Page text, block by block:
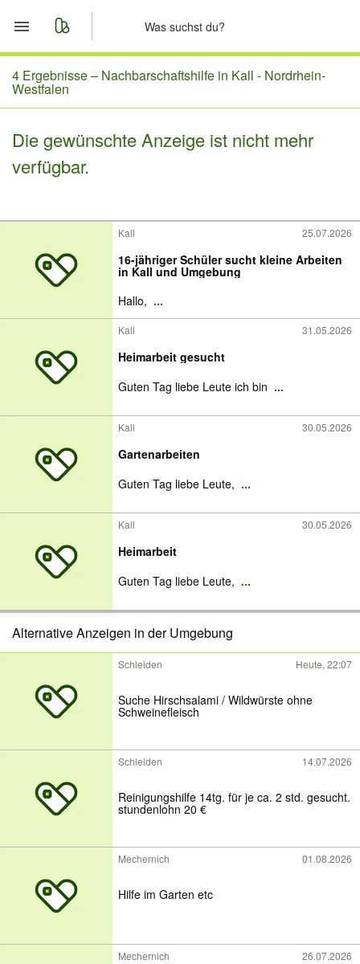
Start
Merkliste
Nachrichten
4 Ergebnisse – Nachbarschaftshilfe in Kall - Nordrhein-
Westfalen
Die gewünschte Anzeige ist nicht mehr
verfügbar.
Kall 25.07.2026
16-jähriger Schüler sucht kleine Arbeiten
in Kall und Umgebung
Hallo, ...
Kall 31.05.2026
Heimarbeit gesucht
Guten Tag liebe Leute ich bin ...
Kall 30.05.2026
Gartenarbeiten
Guten Tag liebe Leute, ...
Kall 30.05.2026
Heimarbeit
Guten Tag liebe Leute, ...
Alternative Anzeigen in der Umgebung
Schleiden Heute, 22:07
Suche Hirschsalami / Wildwürste ohne
Schweinefleisch
Schleiden 14.07.2026
Reinigungshilfe 14tg. für je ca. 2 std. gesucht.
stundenlohn 20 €
Mechernich 01.08.2026
Hilfe im Garten etc
Mechernich 26.07.2026